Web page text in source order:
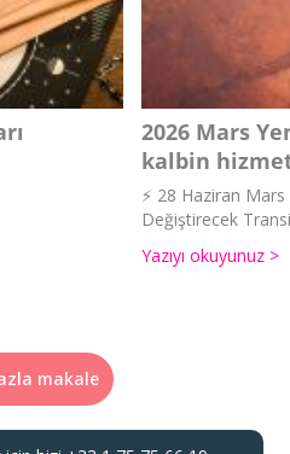
2026 Mars
kalbin
⚡ 28 Haziran
Değiştirecek
Yazıyı okuyunuz >
makale